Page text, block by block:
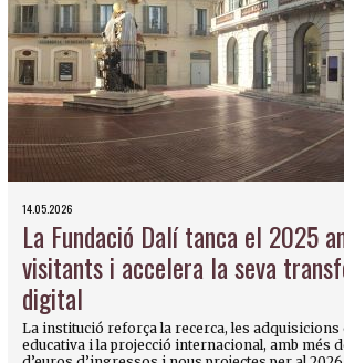
14.05.2026
La Fundació Dalí tanca el 2025
visitants i accelera la seva
digital
La institució reforça la recerca, les adquisicions
educativa i la projecció internacional, amb més